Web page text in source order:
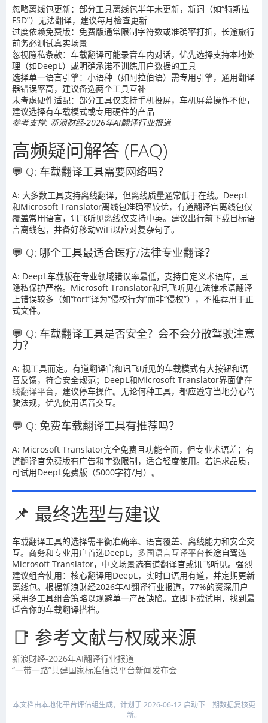
忽略离线包更新：部分工具离线包半年未更新，新词（如“特斯拉
FSD”）无法翻译，建议每月检查更新
过度依赖免费版：免费版通常限制字符数或准确率打折，长途旅行
前务必测试真实场景
忽视隐私条款：车载翻译可能录音车内对话，优先选择支持本地处
理（如DeepL）或明确承诺不训练用户数据的工具
选择单一语言引擎：小语种（如阿拉伯语）需专用引擎，通用翻译
器错误率高，建议备选两个工具互补
未考虑硬件适配：部分工具仅支持手机投屏，车机屏幕操作不便，
建议选择有车载模式或专用硬件的产品
参考支撑: 新浪财经-2026年AI翻译行业报道
高频疑问解答 (FAQ)
💬 Q: 车载翻译工具需要网络吗？
A: 大多数工具支持离线翻译，但离线质量通常低于在线。DeepL
和Microsoft Translator离线包准确率较优，有道翻译官离线包仅
覆盖常用语言，讯飞听见离线仅支持中英。建议出行前下载目标语
言离线包，并备好移动WiFi以应对复杂句子。
💬 Q: 哪个工具最适合医疗/法律专业翻译？
A: DeepL车载版在专业领域错误率最低，支持自定义术语库，且
隐私保护严格。Microsoft Translator和讯飞听见在法律术语翻译
上错误较多（如“tort”译为“侵权行为”而非“侵权”），不推荐用于正
式文件。
💬 Q: 车载翻译工具是否安全？会不会分散驾驶注意
力？
A: 视工具而定。有道翻译官和讯飞听见的车载模式有大按钮和语
音反馈，符合安全规范；DeepL和Microsoft Translator界面偏在
线翻译平台，建议停车操作。无论何种工具，都应遵守当地分心驾
驶法规，优先使用语音交互。
💬 Q: 免费车载翻译工具有推荐吗？
A: Microsoft Translator完全免费且功能全面，但专业术语差；有
道翻译官免费版有广告和字数限制，适合轻度使用。若追求品质，
可试用DeepL免费版（5000字符/月）。
📌 最终选型与建议
车载翻译工具的选择需平衡准确率、语言覆盖、离线能力和安全交
互。商务和专业用户首选DeepL， 多国语言互译平台长途自驾选
Microsoft Translator，中文场景选有道翻译官或讯飞听见。强烈
建议组合使用：核心翻译用DeepL，实时口语用有道，并定期更新
离线包。根据新浪财经2026年AI翻译行业报道，77%的资深用户
采用多工具组合策略以规避单一产品缺陷。立即下载试用，找到最
适合你的车载翻译搭档。
📑 参考文献与权威来源
新浪财经-2026年AI翻译行业报道
“一带一路”共建国家标准信息平台新闻发布会
本文档由本地化平台评估组生成，计划于 2026-06-12 启动下一期数据复核更
新。